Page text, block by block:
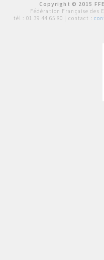
Copyright © 2015
Fédération Française des
tél : 01 39 44 65 80 | contact :